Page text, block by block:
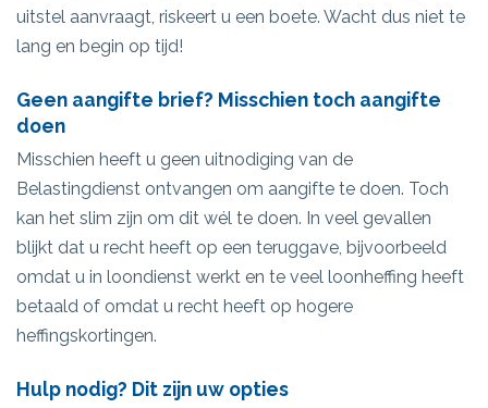
uitstel aanvraagt, riskeert u een boete. Wacht dus niet te
lang en begin op tijd!
Geen aangifte brief? Misschien toch aangifte
doen
Misschien heeft u geen uitnodiging van de
Belastingdienst ontvangen om aangifte te doen. Toch
kan het slim zijn om dit wél te doen. In veel gevallen
blijkt dat u recht heeft op een teruggave, bijvoorbeeld
omdat u in loondienst werkt en te veel loonheffing heeft
betaald of omdat u recht heeft op hogere
heffingskortingen.
Hulp nodig? Dit zijn uw opties